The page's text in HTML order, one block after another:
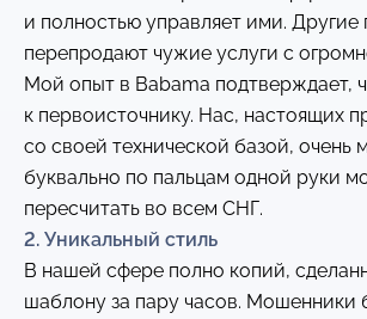
и полностью управляет ими. Другие
перепродают чужие услуги с
Мой опыт в Babama подтверждает,
к первоисточнику. Нас, настоящих
со своей технической базой, очень
буквально по пальцам одной руки
пересчитать во всем СНГ.
2. Уникальный стиль
В нашей сфере полно копий,
шаблону за пару часов. Мошенники